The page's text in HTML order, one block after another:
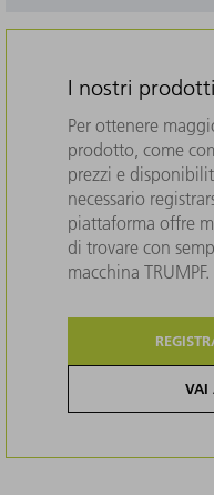
I nostri
Per ottenere
prodotto, come
prezzi e
necessario
piattaforma offre
di trovare con
macchina TRUMPF.
VAI